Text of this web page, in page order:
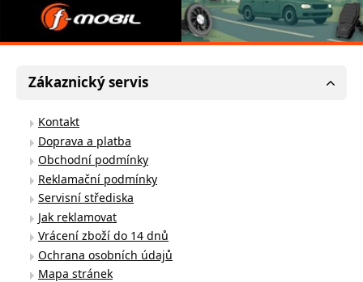
Zákaznický servis
Kontakt
Doprava a platba
Obchodní podmínky
Reklamační podmínky
Servisní střediska
Jak reklamovat
Vrácení zboží do 14 dnů
Ochrana osobních údajů
Mapa stránek